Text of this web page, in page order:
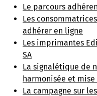
Le parcours
Les
adhérer en ligne
Les imprimantes
SA
La signalétique de
harmonisée et
La campagne sur